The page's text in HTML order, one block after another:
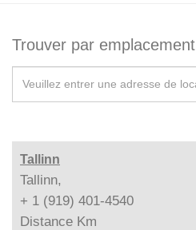
Trouver par emplacement
Tallinn
Tallinn,
+ 1 (919) 401-4540
Distance Km